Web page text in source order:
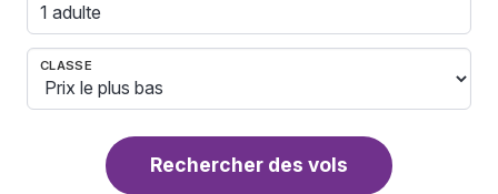
1 adulte
CLASSE
Rechercher des vols